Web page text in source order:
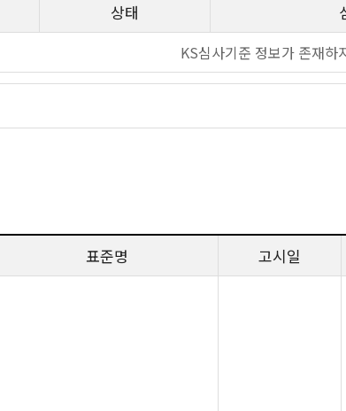
상태
KS심사기준 정보가 존재하
표준명 고시일